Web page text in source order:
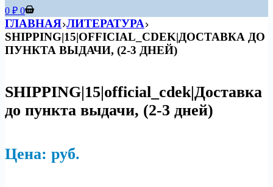
Корзина
0 ₽ 0
ГЛАВНАЯ ЛИТЕРАТУРА
SHIPPING|15|OFFICIAL_CDEK|ДОСТАВКА ДО
ПУНКТА ВЫДАЧИ, (2-3 ДНЕЙ)
SHIPPING|15|official_cdek|Доставка
до пункта выдачи, (2-3 дней)
Цена: руб.